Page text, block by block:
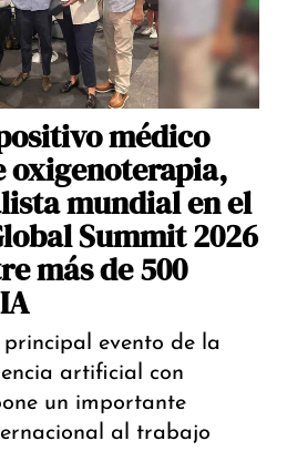
médico
oxigenoterapia,
mundial en el
Summit 2026
más de 500
principal evento de la
artificial con
un importante
al trabajo